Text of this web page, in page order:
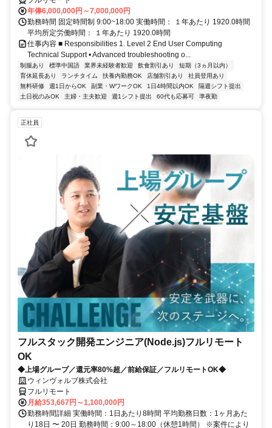
年俸6,000,000円～7,000,000円
勤務時間 固定時間制 9:00~18:00 実働時間： １年あたり 1920.0時間
平均所定労働時間： １年あたり 1920.0時間
仕事内容 ■ Responsibilities 1. Level 2 End User Computing
Technical Support • Advanced troubleshooting o...
制服あり 標準中国語 業界未経験者歓迎 飲食割引あり
短期（3ヵ月以内）
育休延長あり
ランチタイム 扶養内勤務OK 店舗割引あり
社員登用あり
無料研修
週1日からOK 副業・WワークOK 1日4時間以内OK
隔週シフト提出
土日祝のみOK
主婦・主夫歓迎 週1シフト提出 60代も応募可 準夜勤
正社員
フルスタック開発エンジニア(Node.js)フルリモート
OK
◆上場グループ／還元率80%超／前給保証／フルリモートOK◆
ウィンヴォルブ株式会社
フルリモート
月給353,667円～1,100,000円
勤務時間詳細 実働時間：1日あたり8時間 平均勤務日数：1ヶ月あた
り18日 〜 20日 勤務時間：9:00～18:00（休憩1時間） ※案件により